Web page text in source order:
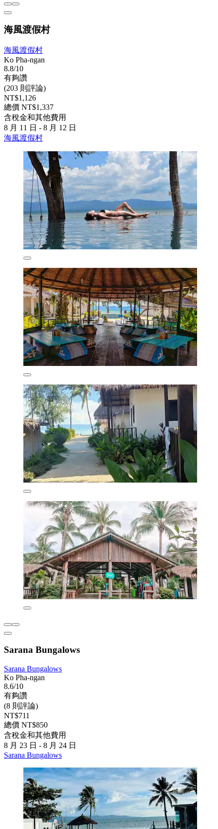
海風渡假村
海風渡假村
Ko Pha-ngan
8.8/10
有夠讚
(203 則評論)
NT$1,126
總價 NT$1,337
含稅金和其他費用
8 月 11 日 - 8 月 12 日
海風渡假村
Sarana Bungalows
Sarana Bungalows
Ko Pha-ngan
8.6/10
有夠讚
(8 則評論)
NT$711
總價 NT$850
含稅金和其他費用
8 月 23 日 - 8 月 24 日
Sarana Bungalows